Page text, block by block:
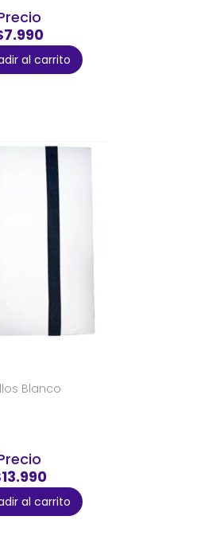
al carrito
Blanco
al carrito